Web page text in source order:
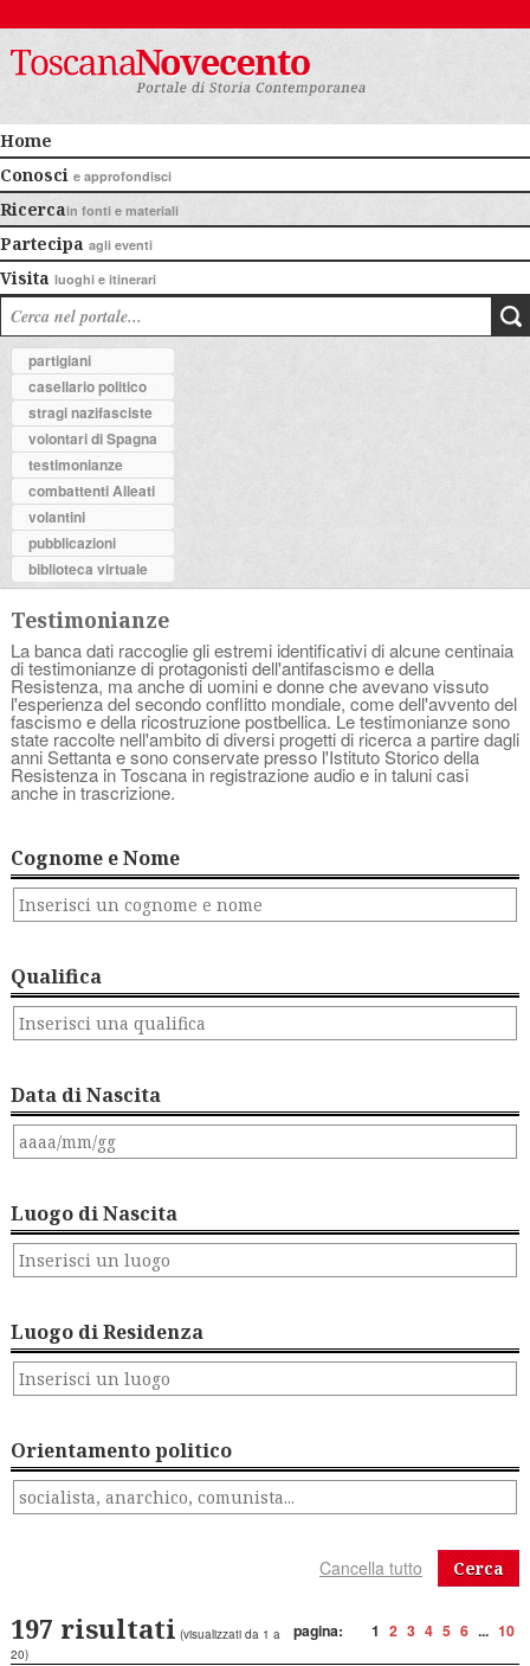
Home
Conosci e approfondisci
Ricercain fonti e materiali
Partecipa agli eventi
Visita luoghi e itinerari
partigiani
casellario politico
stragi nazifasciste
volontari di Spagna
testimonianze
combattenti Alleati
volantini
pubblicazioni
biblioteca virtuale
Testimonianze
La banca dati raccoglie gli estremi identificativi di alcune centinaia
di testimonianze di protagonisti dell'antifascismo e della
Resistenza, ma anche di uomini e donne che avevano vissuto
l'esperienza del secondo conflitto mondiale, come dell'avvento del
fascismo e della ricostruzione postbellica. Le testimonianze sono
state raccolte nell'ambito di diversi progetti di ricerca a partire dagli
anni Settanta e sono conservate presso l'Istituto Storico della
Resistenza in Toscana in registrazione audio e in taluni casi
anche in trascrizione.
Cognome e Nome
Qualifica
Data di Nascita
Luogo di Nascita
Luogo di Residenza
Orientamento politico
Cerca
pagina: 1 2 3 4 5 6 ... 10
197 risultati (visualizzati da 1 a
20)